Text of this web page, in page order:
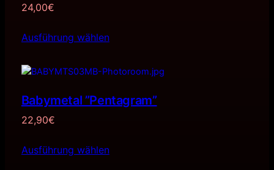
24,00€
Ausführung wählen
Babymetal ”Pentagram”
22,90€
Ausführung wählen